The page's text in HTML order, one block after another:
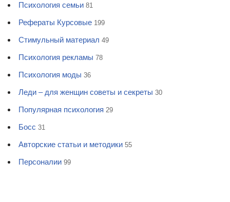
Психология семьи 81
Рефераты Курсовые 199
Стимульный материал 49
Психология рекламы 78
Психология моды 36
Леди – для женщин советы и секреты 30
Популярная психология 29
Босс 31
Авторские статьи и методики 55
Персоналии 99